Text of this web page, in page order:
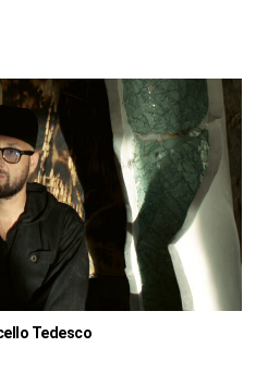
Tedesco